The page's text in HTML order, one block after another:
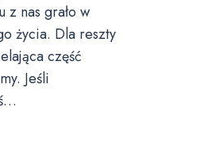
nas grało w
życia. Dla reszty
część
Jeśli